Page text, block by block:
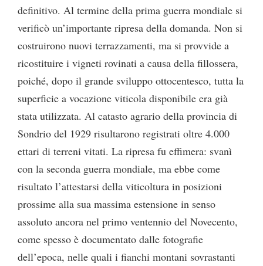
definitivo. Al termine della prima guerra mondiale si
verificò un’importante ripresa della domanda. Non si
costruirono nuovi terrazzamenti, ma si provvide a
ricostituire i vigneti rovinati a causa della fillossera,
poiché, dopo il grande sviluppo ottocentesco, tutta la
superficie a vocazione viticola disponibile era già
stata utilizzata. Al catasto agrario della provincia di
Sondrio del 1929 risultarono registrati oltre 4.000
ettari di terreni vitati. La ripresa fu effimera: svanì
con la seconda guerra mondiale, ma ebbe come
risultato l’attestarsi della viticoltura in posizioni
prossime alla sua massima estensione in senso
assoluto ancora nel primo ventennio del Novecento,
come spesso è documentato dalle fotografie
dell’epoca, nelle quali i fianchi montani sovrastanti